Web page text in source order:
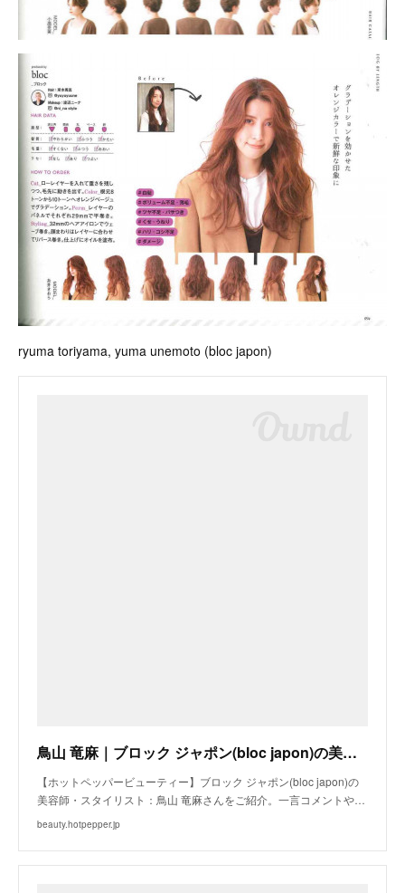
ryuma toriyama, yuma unemoto (bloc japon)
鳥山 竜麻｜ブロック ジャポン(bloc japon)の美容師・スタイリスト｜ホットペッパービューティー
【ホットペッパービューティー】ブロック ジャポン(bloc japon)の
美容師・スタイリスト：鳥山 竜麻さんをご紹介。一言コメントや…
beauty.hotpepper.jp